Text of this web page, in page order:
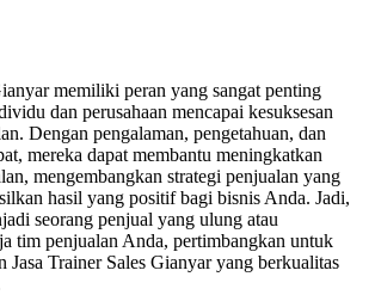
memiliki peran yang sangat penting
dan perusahaan mencapai kesuksesan
Dengan pengalaman, pengetahuan, dan
mereka dapat membantu meningkatkan
mengembangkan strategi penjualan yang
hasil yang positif bagi bisnis Anda. Jadi,
seorang penjual yang ulung atau
tim penjualan Anda, pertimbangkan untuk
Jasa Trainer Sales Gianyar yang berkualitas